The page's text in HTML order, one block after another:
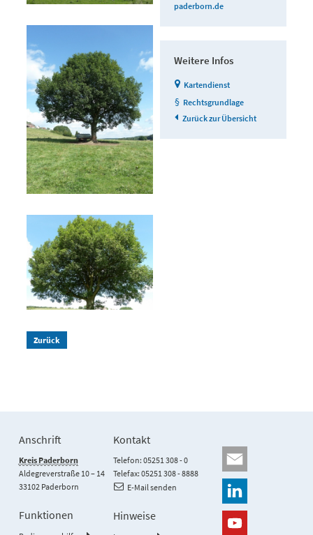
paderborn.de
Weitere Infos
Kartendienst
Rechtsgrundlage
Zurück zur Übersicht
Zurück
Anschrift
Kreis Paderborn
Aldegreverstraße 10 – 14
33102 Paderborn
Kontakt
Telefon: 05251 308 - 0
Telefax: 05251 308 - 8888
E-Mail senden
Funktionen Hinweise